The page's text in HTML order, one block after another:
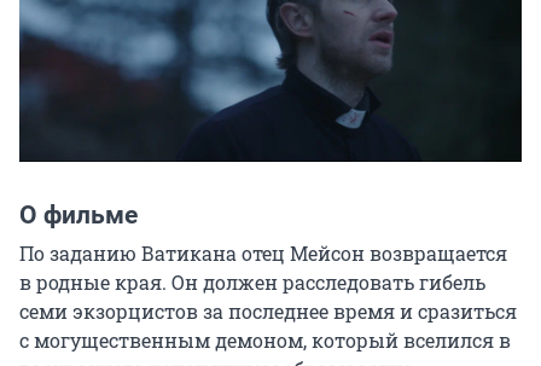
О фильме
По заданию Ватикана отец Мейсон возвращается
в родные края. Он должен расследовать гибель
семи экзорцистов за последнее время и сразиться
с могущественным демоном, который вселился в